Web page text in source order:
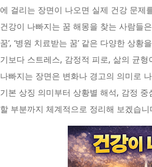
에 걸리는 장면이 나오면 실제 건강 문제
건강이 나빠지는 꿈 해몽을 찾는 사람들은
꿈’, ‘병원 치료받는 꿈’ 같은 다양한 상
기보다 스트레스, 감정적 피로, 삶의 균
나빠지는 장면은 변화나 경고의 의미로
기본 상징 의미부터 상황별 해석, 감정
할 부분까지 체계적으로 정리해 보겠습니